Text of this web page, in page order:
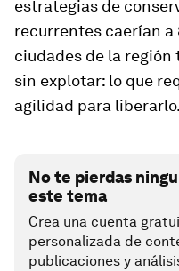
estrategias de
recurrentes caerían a
ciudades de la
sin explotar: lo que
agilidad para liberarlo.
No te pierdas
este tema
Crea una cuenta
personalizada de
publicaciones y